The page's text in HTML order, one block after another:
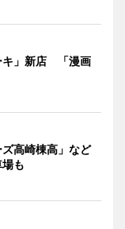
キ」新店 「漫画
高崎棟高」など
場も